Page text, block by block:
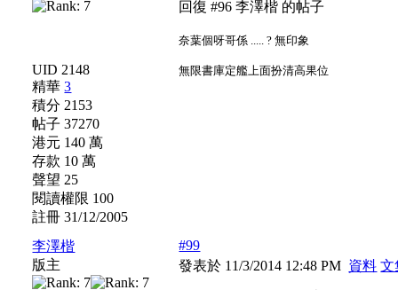
UID 2148
精華3
積分 2153
帖子 37270
港元 140 萬
存款 10 萬
聲望 25
閱讀權限 100
註冊 31/12/2005
回復 #96 李澤楷 的帖子
奈葉個呀哥係 ..... ? 無印象
無限書庫定艦上面扮清高果位
李澤楷
版主
#99
發表於 11/3/2014 12:48 PM 資料 文